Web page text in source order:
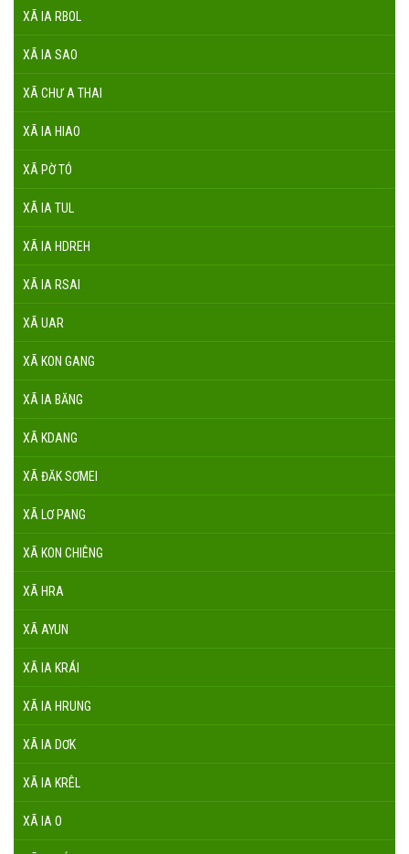
XÃ IA RBOL
XÃ IA SAO
XÃ CHƯ A THAI
XÃ IA HIAO
XÃ PỜ TÓ
XÃ IA TUL
XÃ IA HDREH
XÃ IA RSAI
XÃ UAR
XÃ KON GANG
XÃ IA BĂNG
XÃ KDANG
XÃ ĐĂK SƠMEI
XÃ LƠ PANG
XÃ KON CHIÊNG
XÃ HRA
XÃ AYUN
XÃ IA KRÁI
XÃ IA HRUNG
XÃ IA DƠK
XÃ IA KRÊL
XÃ IA O